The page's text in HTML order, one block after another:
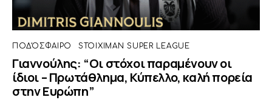
ΠΟΔΌΣΦΑΙΡΟ STOIXIMAN SUPER LEAGUE
Γιαννούλης: “Οι στόχοι παραμένουν οι
ίδιοι – Πρωτάθλημα, Κύπελλο, καλή πορεία
στην Ευρώπη”